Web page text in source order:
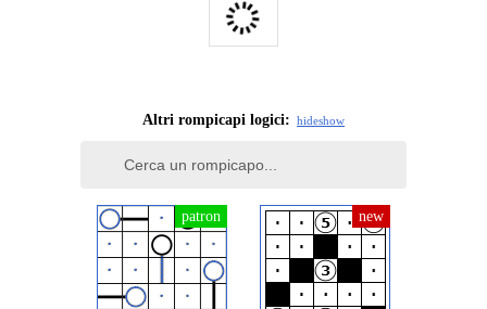
Altri rompicapi logici: hideshow